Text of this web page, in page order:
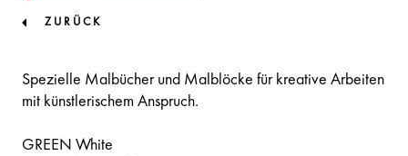
ZURÜCK
Spezielle Malbücher und Malblöcke für kreative Arbeiten
mit künstlerischem Anspruch.
GREEN White